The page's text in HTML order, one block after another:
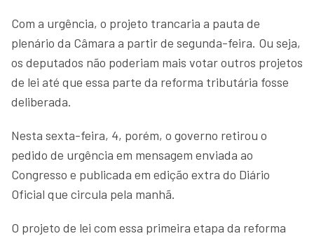
Com a urgência, o projeto trancaria a pauta de
plenário da Câmara a partir de segunda-feira. Ou seja,
os deputados não poderiam mais votar outros projetos
de lei até que essa parte da reforma tributária fosse
deliberada.
Nesta sexta-feira, 4, porém, o governo retirou o
pedido de urgência em mensagem enviada ao
Congresso e publicada em edição extra do Diário
Oficial que circula pela manhã.
O projeto de lei com essa primeira etapa da reforma